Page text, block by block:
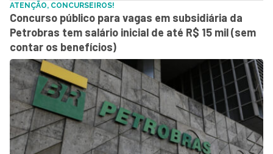
ATENÇÃO, CONCURSEIROS!
Concurso público para vagas em subsidiária da
Petrobras tem salário inicial de até R$ 15 mil (sem
contar os benefícios)